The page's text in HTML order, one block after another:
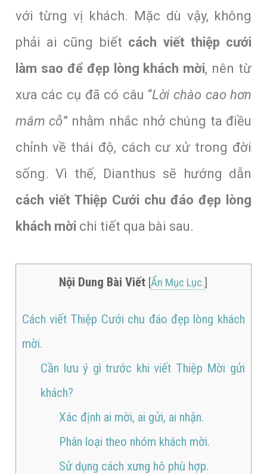
với từng vị khách. Mặc dù vậy, không
phải ai cũng biết cách viết thiệp cưới
làm sao để đẹp lòng khách mời, nên từ
xưa các cụ đã có câu “Lời chào cao hơn
mâm cỗ” nhằm nhắc nhở chúng ta điều
chỉnh về thái độ, cách cư xử trong đời
sống. Vì thế, Dianthus sẽ hướng dẫn
cách viết Thiệp Cưới chu đáo đẹp lòng
khách mời chi tiết qua bài sau.
Nội Dung Bài Viết [Ẩn Mục Lục.]
Cách viết Thiệp Cưới chu đáo đẹp lòng khách
mời.
Cần lưu ý gì trước khi viết Thiệp Mời gửi
khách?
Xác định ai mời, ai gửi, ai nhận.
Phân loại theo nhóm khách mời.
Sử dụng cách xưng hô phù hợp.